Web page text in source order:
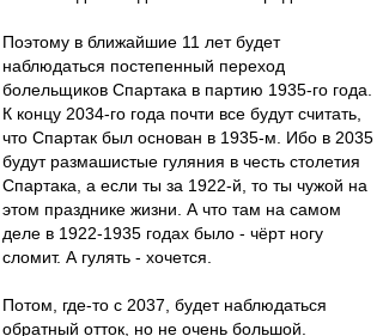
Поэтому в ближайшие 11 лет будет
наблюдаться постепенный переход
болельщиков Спартака в партию 1935-го года.
К концу 2034-го года почти все будут считать,
что Спартак был основан в 1935-м. Ибо в 2035
будут размашистые гуляния в честь столетия
Спартака, а если ты за 1922-й, то ты чужой на
этом празднике жизни. А что там на самом
деле в 1922-1935 годах было - чёрт ногу
сломит. А гулять - хочется.
Потом, где-то с 2037, будет наблюдаться
обратный отток, но не очень большой.